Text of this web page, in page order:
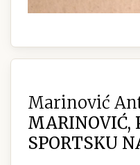
Marinović
MARINOVIĆ,
SPORTSKU